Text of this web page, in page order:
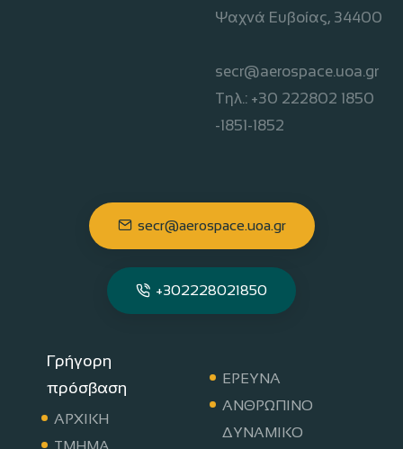
Ψαχνά Ευβοίας, 34400
secr@aerospace.uoa.gr
Τηλ.: +30 222802 1850
-1851-1852
secr@aerospace.uoa.gr
+302228021850
Γρήγορη
πρόσβαση
ΑΡΧΙΚΗ
ΕΡΕΥΝΑ
ΑΝΘΡΩΠΙΝΟ
ΔΥΝΑΜΙΚΟ